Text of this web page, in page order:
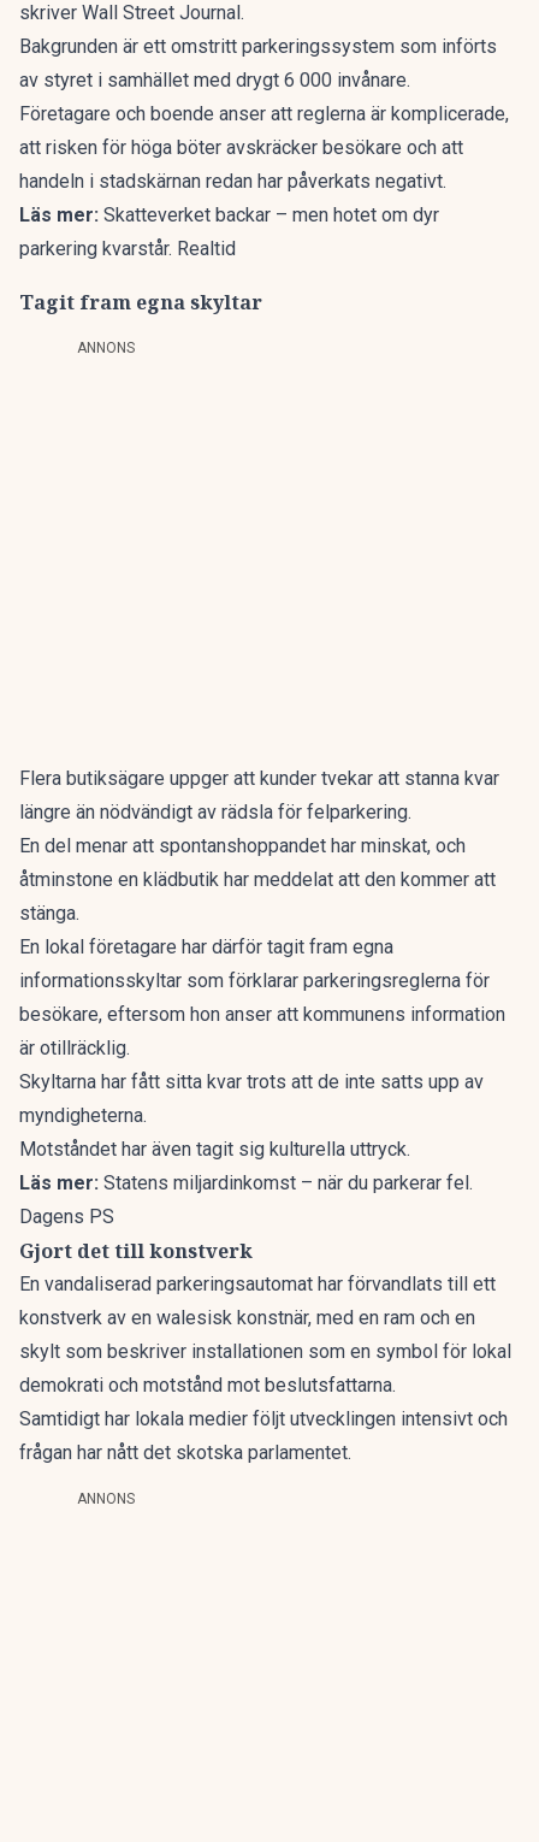
skriver Wall Street Journal.
Bakgrunden är ett omstritt parkeringssystem som införts
av styret i samhället med drygt 6 000 invånare.
Företagare och boende anser att reglerna är komplicerade,
att risken för höga böter avskräcker besökare och att
handeln i stadskärnan redan har påverkats negativt.
Läs mer: Skatteverket backar – men hotet om dyr
parkering kvarstår. Realtid
Tagit fram egna skyltar
ANNONS
Flera butiksägare uppger att kunder tvekar att stanna kvar
längre än nödvändigt av rädsla för felparkering.
En del menar att spontanshoppandet har minskat, och
åtminstone en klädbutik har meddelat att den kommer att
stänga.
En lokal företagare har därför tagit fram egna
informationsskyltar som förklarar parkeringsreglerna för
besökare, eftersom hon anser att kommunens information
är otillräcklig.
Skyltarna har fått sitta kvar trots att de inte satts upp av
myndigheterna.
Motståndet har även tagit sig kulturella uttryck.
Läs mer: Statens miljardinkomst – när du parkerar fel.
Dagens PS
Gjort det till konstverk
En vandaliserad parkeringsautomat har förvandlats till ett
konstverk av en walesisk konstnär, med en ram och en
skylt som beskriver installationen som en symbol för lokal
demokrati och motstånd mot beslutsfattarna.
Samtidigt har lokala medier följt utvecklingen intensivt och
frågan har nått det skotska parlamentet.
ANNONS